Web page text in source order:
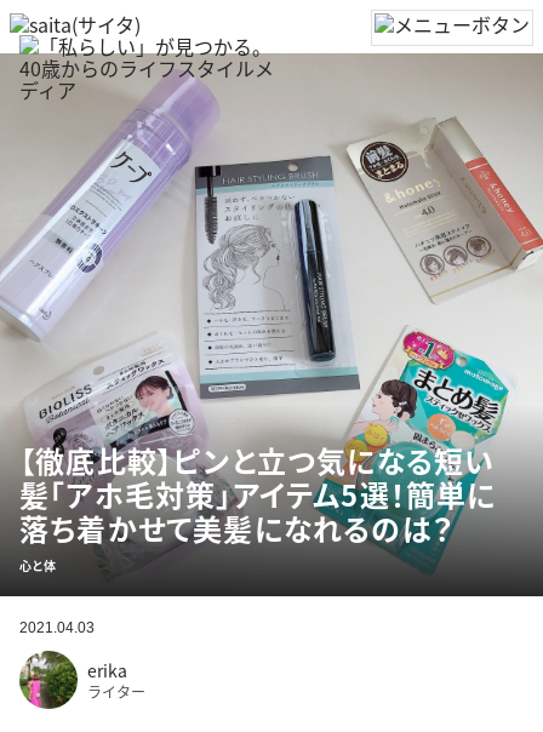
【徹底比較】ピンと立つ気になる短い
髪「アホ毛対策」アイテム5選！簡単に
落ち着かせて美髪になれるのは？
心と体
2021.04.03
erika
ライター